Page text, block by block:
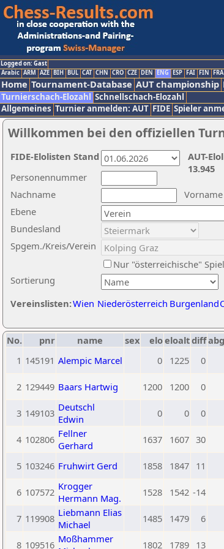
Logged on: Gast
Arabic ARM AZE BIH BUL CAT CHN CRO CZE DEN ENG ESP FAI FIN FRA
Home Tournament-Database AUT championship
Turnierschach-Elozahl Schnellschach-Elozahl
Allgemeines Turnier anmelden: AUT FIDE Spieler
Willkommen bei den offiziellen
Nachname
Vorname
Ebene
Sortierung
Personennummer
Bundesland
Spgem./Kreis/Verein
Nur "österreichische"
Vereinslisten:Wien Niederösterreich Burgenland
AUT-
13.945
FIDE-Elolisten Stand
No. pnr name sex eloeloaltdiffabg
1 145191 Alempic Marcel 0 1225 0
2 129449 Baars Hartwig 1200 1200 0
3 149103 Deutschl
Edwin
0 0 0
4 102806 Fellner
Gerhard
1637 1607 30
5 103246 Fruhwirt Gerd 1858 1847 11
6 107572 Krogger
Hermann Mag.
1528 1542 -14
7 119908 Liebmann Elias
Michael
1485 1479 6
8 109516 Moßhammer
1802 1789 13